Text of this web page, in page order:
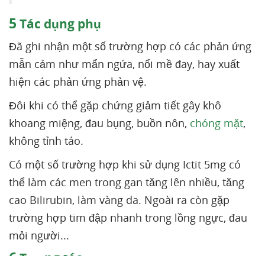
5 Tác dụng phụ
Đã ghi nhận một số trường hợp có các phản ứng
mẫn cảm như mẩn ngứa, nổi mề đay, hay xuất
hiện các phản ứng phản vệ.
Đôi khi có thể gặp chứng giảm tiết gây khô
khoang miệng, đau bụng, buồn nôn, chóng mặt,
không tỉnh táo.
Có một số trường hợp khi sử dụng Ictit 5mg có
thể làm các men trong gan tăng lên nhiều, tăng
cao Bilirubin, làm vàng da. Ngoài ra còn gặp
trường hợp tim đập nhanh trong lồng ngực, đau
mỏi người...